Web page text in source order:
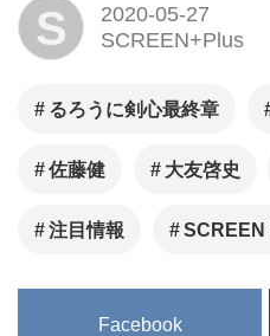
S
2020-05-27
SCREEN+Plus
るろうに剣心最終章
佐藤健 大友啓史
注目情報 SCREEN
Facebook